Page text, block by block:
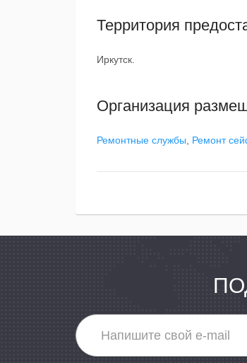
Территория
Иркутск.
Организация
Ремонтные службы Ремонт